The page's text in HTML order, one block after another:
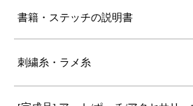
書籍・ステッチの説明書
刺繍糸・ラメ糸